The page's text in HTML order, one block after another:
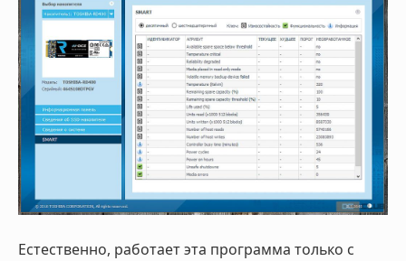
Естественно, работает эта программа только с